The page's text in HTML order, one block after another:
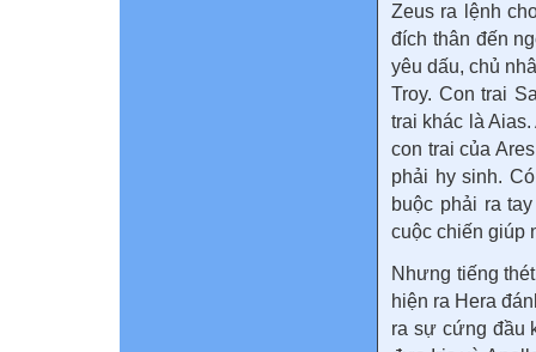
Zeus ra lệnh
đích thân đến
yêu dấu, chủ
Troy. Con trai
trai khác là
con trai của
phải hy sinh.
buộc phải ra
cuộc chiến giúp
Nhưng tiếng
hiện ra Hera
ra sự cứng đầu